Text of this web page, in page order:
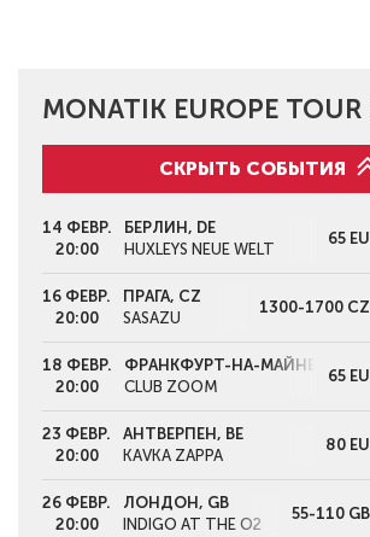
MONATIK EUROPE
СКРЫТЬ СОБЫТИЯ
14 ФЕВР.
20:00
БЕРЛИН, DE
HUXLEYS NEUE WELT
65
16 ФЕВР.
20:00
ПРАГА, CZ
SASAZU
1300-1700
18 ФЕВР.
20:00
ФРАНКФУРТ-НА-МАЙНЕ, DE
CLUB ZOOM
65
23 ФЕВР.
20:00
АНТВЕРПЕН, BE
KAVKA ZAPPA
80
26 ФЕВР.
20:00
ЛОНДОН, GB
INDIGO AT THE O2
55-110